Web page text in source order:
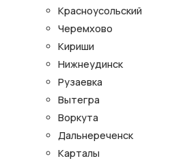
Красноусольский
Черемхово
Кириши
Нижнеудинск
Рузаевка
Вытегра
Воркута
Дальнереченск
Карталы